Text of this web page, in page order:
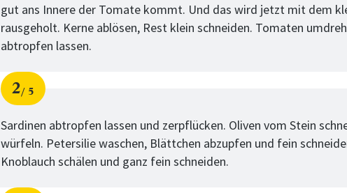
gut ans Innere der Tomate kommt. Und das wird jetzt mit dem
rausgeholt. Kerne ablösen, Rest klein schneiden. Tomaten
abtropfen lassen.
Schritt
2
von
5
Sardinen abtropfen lassen und zerpflücken. Oliven vom Stein
würfeln. Petersilie waschen, Blättchen abzupfen und fein
Knoblauch schälen und ganz fein schneiden.